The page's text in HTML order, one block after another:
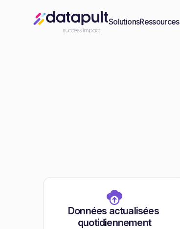
SolutionsRessources
Données actualisées
quotidiennement